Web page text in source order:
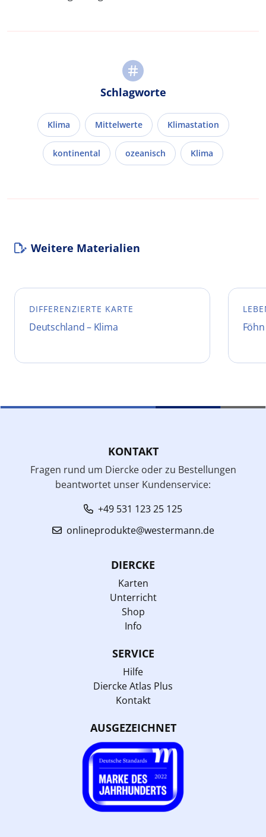
Schlagworte
Klima Mittelwerte Klimastation
kontinental ozeanisch Klima
Weitere Materialien
DIFFERENZIERTE KARTE
Deutschland – Klima Föhn
KONTAKT
Fragen rund um Diercke oder zu Bestellungen
beantwortet unser Kundenservice:
+49 531 123 25 125
onlineprodukte@westermann.de
DIERCKE
Karten
Unterricht
Shop
Info
SERVICE
Hilfe
Diercke Atlas Plus
Kontakt
AUSGEZEICHNET